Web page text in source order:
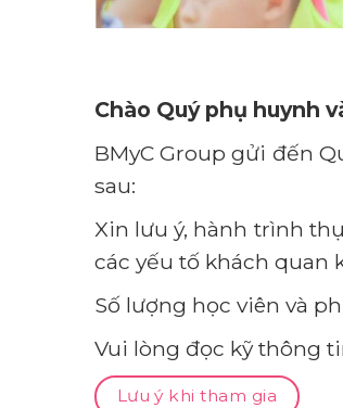
Chào Quý phụ huynh
BMyC Group gửi đến
sau:
Xin lưu ý, hành trình
các yếu tố khách quan
Số lượng học viên và
Vui lòng đọc kỹ thông
Lưu ý khi tham gia